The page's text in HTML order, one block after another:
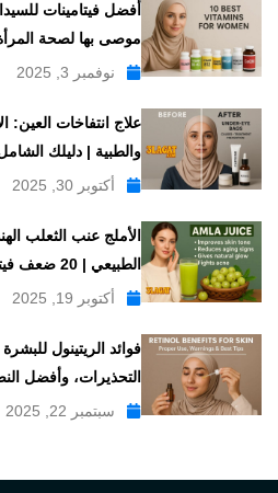
موصى بها لصحة
نوفمبر 3, 2025
علاج انتفاخات العين:
والطبية | دليلك
أكتوبر 30, 2025
الأملج عنب الثعلب
الطبيعي | 20 ضعف فيتامين سي
أكتوبر 19, 2025
فوائد الريتينول
التحذيرات، وأفضل
سبتمبر 22, 2025